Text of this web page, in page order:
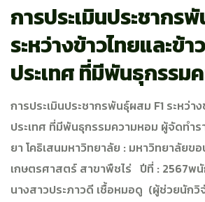
การประเมินประชากร
ระหว่างข้าวไทยและข้า
ประเทศ ที่มีพันธุกรรม
การประเมินประชากรพันธุ์ผสม F1 ระหว่า
ประเทศ ที่มีพันธุกรรมความหอม​ ผู้จัดทำ
ยา โคธิเสนมหาวิทยาลัย : มหาวิทยาลัยข
เกษตรศาสตร์ สาขาพืชไร่ ปีที่ : 2567พ
นางสาวประภาวดี เชื้อหมอดู (ผู้ช่วยนัก